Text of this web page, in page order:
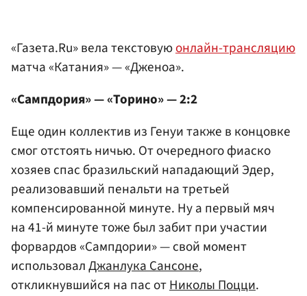
«Газета.Ru» вела текстовуюонлайн-трансляцию
матча «Катания» — «Дженоа».
«Сампдория» — «Торино» — 2:2
Еще один коллектив из Генуи также в концовке
смог отстоять ничью. От очередного фиаско
хозяев спас бразильский нападающий Эдер,
реализовавший пенальти на третьей
компенсированной минуте. Ну а первый мяч
на 41-й минуте тоже был забит при участии
форвардов «Сампдории» — свой момент
использовалДжанлука Сансоне,
откликнувшийся на пас отНиколы Поцци.